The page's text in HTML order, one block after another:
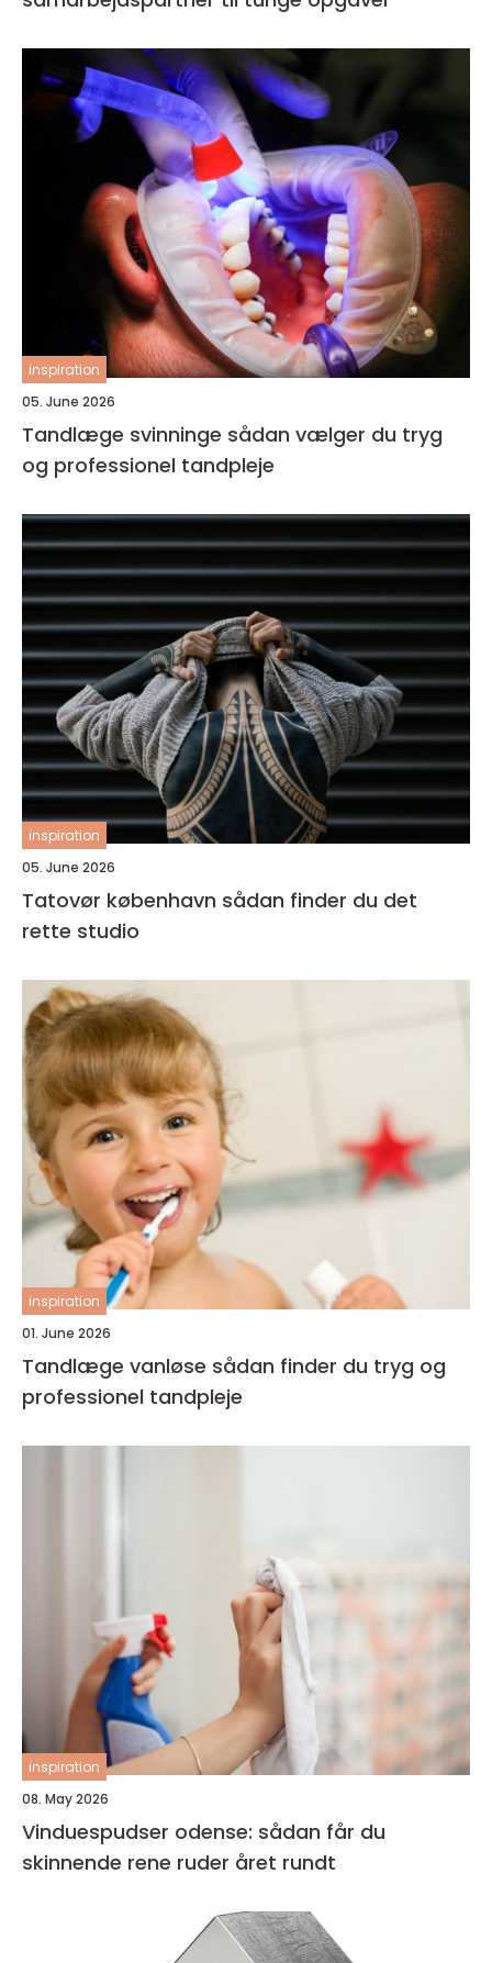
inspiration
05. June 2026
Tandlæge svinninge sådan vælger du tryg
og professionel tandpleje
inspiration
05. June 2026
Tatovør københavn sådan finder du det
rette studio
inspiration
01. June 2026
Tandlæge vanløse sådan finder du tryg og
professionel tandpleje
inspiration
08. May 2026
Vinduespudser odense: sådan får du
skinnende rene ruder året rundt